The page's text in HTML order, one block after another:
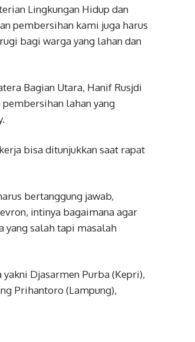
Lingkungan Hidup dan
pembersihan kami juga harus
bagi warga yang lahan dan
Bagian Utara, Hanif Rusjdi
lahan yang
bisa ditunjukkan saat rapat
bertanggung jawab,
intinya bagaimana agar
yang salah tapi masalah
Djasarmen Purba (Kepri),
Prihantoro (Lampung),